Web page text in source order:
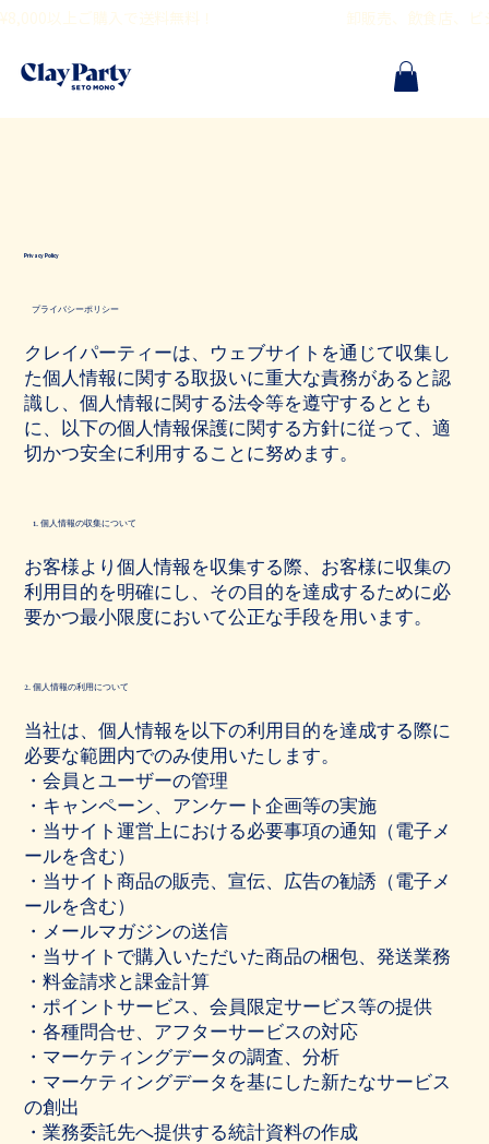
¥8,000以上ご購入で送料無料！                                        卸販売
Privacy Policy
プライバシーポリシー
クレイパーティーは、ウェブサイトを通じて収集し
た個人情報に関する取扱いに重大な責務があると認
識し、個人情報に関する法令等を遵守するととも
に、以下の個人情報保護に関する方針に従って、適
切かつ安全に利用することに努めます。
1. 個人情報の収集について
お客様より個人情報を収集する際、お客様に収集の
利用目的を明確にし、その目的を達成するために必
要かつ最小限度において公正な手段を用います。
2. 個人情報の利用について
当社は、個人情報を以下の利用目的を達成する際に
必要な範囲内でのみ使用いたします。
・会員とユーザーの管理
・キャンペーン、アンケート企画等の実施
・当サイト運営上における必要事項の通知（電子メ
ールを含む）
・当サイト商品の販売、宣伝、広告の勧誘（電子メ
ールを含む）
・メールマガジンの送信
・当サイトで購入いただいた商品の梱包、発送業務
・料金請求と課金計算
・ポイントサービス、会員限定サービス等の提供
・各種問合せ、アフターサービスの対応
・マーケティングデータの調査、分析
・マーケティングデータを基にした新たなサービス
の創出
・業務委託先へ提供する統計資料の作成